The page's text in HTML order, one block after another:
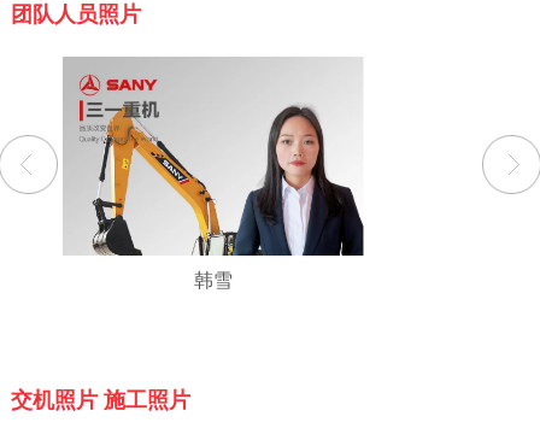
团队人员照片
韩雪
交机照片 施工照片